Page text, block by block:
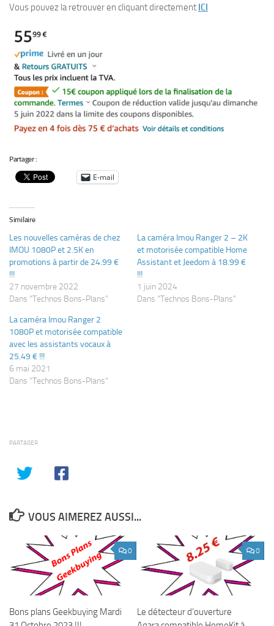
Vous pouvez la retrouver en cliquant directement ICI
Partager :
E-mail
Similaire
Les nouvelles caméras de chez
IMOU 1080P et 2.5K en
promotions à partir de 24.99 €
!!!
27 novembre 2022
Dans "Technos Bons-Plans"
La caméra Imou Ranger 2 – 2K
et motorisée compatible Home
Assistant et Jeedom à 18.99 €
!!!
1 juin 2024
Dans "Technos Bons-Plans"
La caméra Imou Ranger 2
1080P et motorisée compatible
avec les assistants vocaux à
25.49 € !!!
6 mai 2021
Dans "Technos Bons-Plans"
PARTAGER
VOUS AIMEREZ AUSSI...
0
Bons plans Geekbuying Mardi
0
Le détecteur d’ouverture